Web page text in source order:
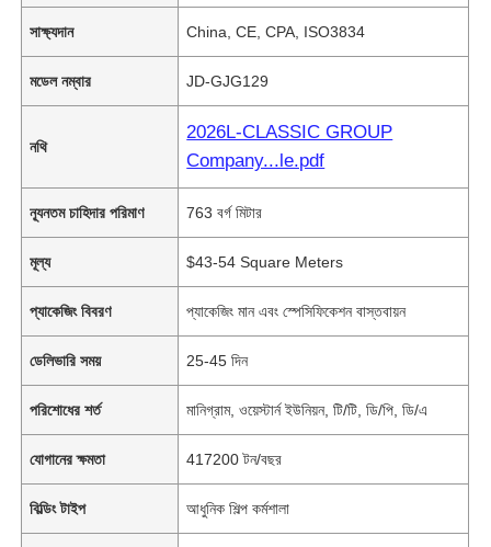
সাক্ষ্যদান China, CE, CPA, ISO3834
মডেল নম্বার JD-GJG129
নথি
2026L-CLASSIC GROUP
Company...le.pdf
ন্যূনতম চাহিদার পরিমাণ 763 বর্গ মিটার
মূল্য $43-54 Square Meters
প্যাকেজিং বিবরণ প্যাকেজিং মান এবং স্পেসিফিকেশন বাস্তবায়ন
ডেলিভারি সময় 25-45 দিন
পরিশোধের শর্ত মানিগ্রাম, ওয়েস্টার্ন ইউনিয়ন, টি/টি, ডি/পি, ডি/এ
যোগানের ক্ষমতা 417200 টন/বছর
বিল্ডিং টাইপ আধুনিক শিল্প কর্মশালা